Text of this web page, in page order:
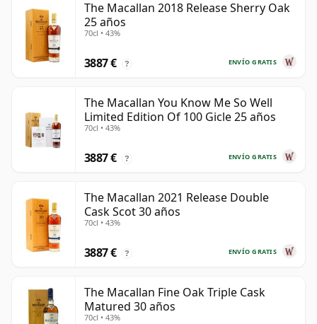
The Macallan 2018 Release Sherry Oak
25 años
70cl • 43%
ENVÍO GRATIS
3887 € ?
The Macallan You Know Me So Well
Limited Edition Of 100 Gicle 25 años
70cl • 43%
ENVÍO GRATIS
3887 € ?
The Macallan 2021 Release Double
Cask Scot 30 años
70cl • 43%
ENVÍO GRATIS
3887 € ?
The Macallan Fine Oak Triple Cask
Matured 30 años
70cl • 43%